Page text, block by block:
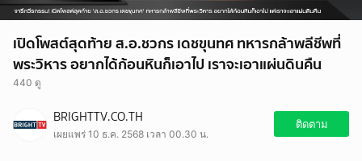
เปิดโพสต์สุดท้าย ส.อ.ชวกร เดชขุนทศ ทหารกล้าพลีชีพที่
พระวิหาร อยากได้ก้อนหินก็เอาไป เราจะเอาแผ่นดินคืน
440 ดู
BRIGHTTV.CO.TH
เผยแพร่ 10 ธ.ค. 2568 เวลา 00.30 น.
ติดตาม